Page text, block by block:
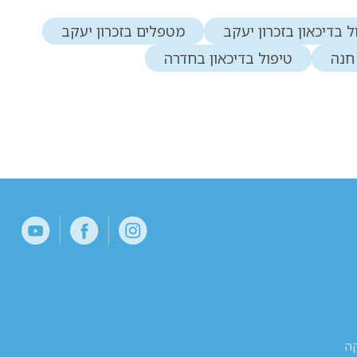
בדיכאון בזכרון יעקב
מטפלים בזכרון יעקב
חנה
טיפול בדיכאון בחדרה